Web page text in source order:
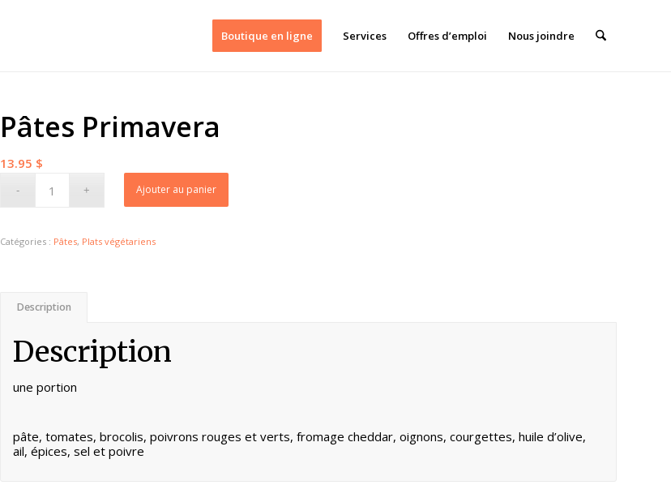
Boutique en ligne Services Offres d’emploi Nous joindre
Pâtes Primavera
13.95 $
Ajouter au panier
Catégories : Pâtes, Plats végétariens
Description
Description
une portion
pâte, tomates, brocolis, poivrons rouges et verts, fromage cheddar, oignons, courgettes, huile d’olive,
ail, épices, sel et poivre